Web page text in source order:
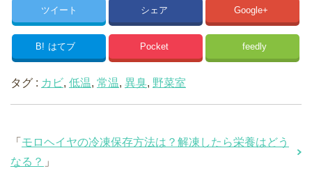
ツイート シェア Google+
B! はてブ Pocket feedly
タグ : カビ, 低温, 常温, 異臭, 野菜室
「 モロヘイヤの冷凍保存方法は？解凍したら栄養はどう
なる？ 」